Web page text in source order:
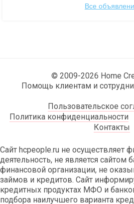
Все
© 2009-2026 Home
Помощь клиентам и
Пользовательское
Политика конфиденциальности
Контакты
Сайт hcpeople.ru не осуществляет
деятельность, не является сайтом
финансовой организации, не
займов и кредитов. Сайт
кредитных продуктах МФО и
подбора наилучшего варианта